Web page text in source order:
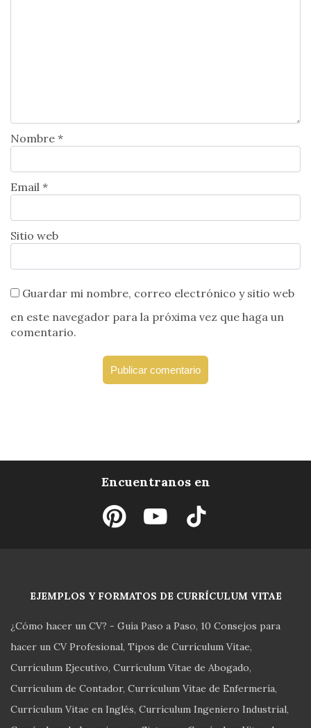
Nombre *
Email *
Sitio web
Guardar mi nombre, correo electrónico y sitio web
en este navegador para la próxima vez que haga un
comentario.
Encuentranos en
EJEMPLOS Y FORMATOS DE CURRÍCULUM VITAE
¿Cómo hacer un CV? - Guía Paso a Paso 10 Consejos para
hacer un CV Profesional Tipos de Currículum Vitae
Currículum Ejecutivo Currículum Vitae de Abogado
Currículum de Contador Currículum Vitae de Enfermería
Currículum Vitae en Inglés Currículum Ingeniero Industrial